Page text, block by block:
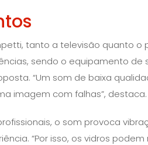
tanto a televisão quanto
sendo o equipamento
“Um som de baixa
imagem com falhas”, destaca.
o som provoca
“Por isso, os vidros